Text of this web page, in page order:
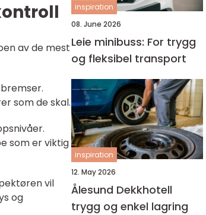
av de mest
som de skal.
som er viktig
vil
og
inspiration
08. June 2026
Leie minibuss: For trygg
og fleksibel transport
inspiration
12. May 2026
Ålesund Dekkhotell
trygg og enkel lagring